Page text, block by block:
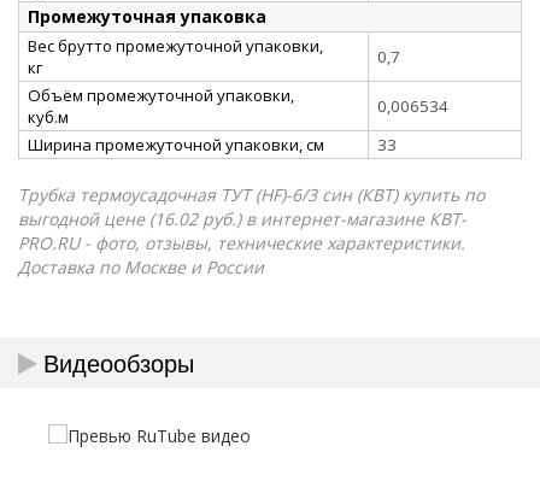
Промежуточная упаковка
Вес брутто промежуточной упаковки,
кг
0,7
Объём промежуточной упаковки,
куб.м
0,006534
Ширина промежуточной упаковки, см
33
Трубка термоусадочная ТУТ (HF)-6/3 син (КВТ) купить по
выгодной цене (16.02 руб.) в интернет-магазине КВТ-
PRO.RU - фото, отзывы, технические характеристики.
Доставка по Москве и России
Видеообзоры